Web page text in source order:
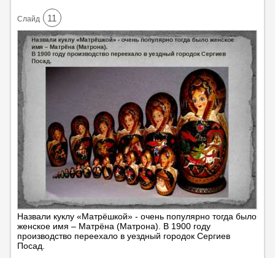
Cлайд 11
Назвали куклу «Матрёшкой» - очень популярно тогда было
женское имя – Матрёна (Матрона). В 1900 году
производство переехало в уездный городок Сергиев
Посад.